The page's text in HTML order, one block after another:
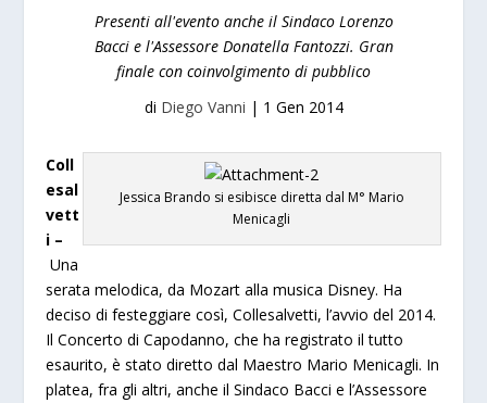
Presenti all'evento anche il Sindaco Lorenzo
Bacci e l'Assessore Donatella Fantozzi. Gran
finale con coinvolgimento di pubblico
di Diego Vanni | 1 Gen 2014
Jessica Brando si esibisce diretta dal M° Mario
Menicagli
Coll
esal
vett
i –
Una
serata melodica, da Mozart alla musica Disney. Ha
deciso di festeggiare così, Collesalvetti, l’avvio del 2014.
Il Concerto di Capodanno, che ha registrato il tutto
esaurito, è stato diretto dal Maestro Mario Menicagli. In
platea, fra gli altri, anche il Sindaco Bacci e l’Assessore